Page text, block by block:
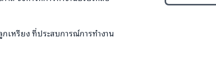
เหรียง ที่ประสบการณ์การทำงาน